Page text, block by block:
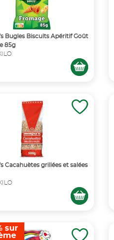
Bugles Biscuits Apéritif Goût
85g
Cacahuètes grillées et salées
sur